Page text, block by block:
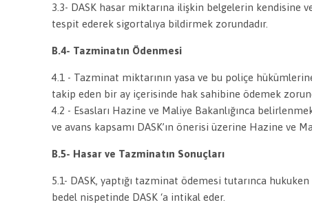
3.3- DASK hasar miktarına ilişkin belgelerin kendisine
tespit ederek sigortalıya bildirmek zorundadır.
B.4- Tazminatın Ödenmesi
4.1 - Tazminat miktarının yasa ve bu poliçe
takip eden bir ay içerisinde hak sahibine ödemek
4.2 - Esasları Hazine ve Maliye Bakanlığınca
ve avans kapsamı DASK’ın önerisi üzerine Hazine ve
B.5- Hasar ve Tazminatın Sonuçları
5.1- DASK, yaptığı tazminat ödemesi tutarınca
bedel nispetinde DASK ‘a intikal eder.